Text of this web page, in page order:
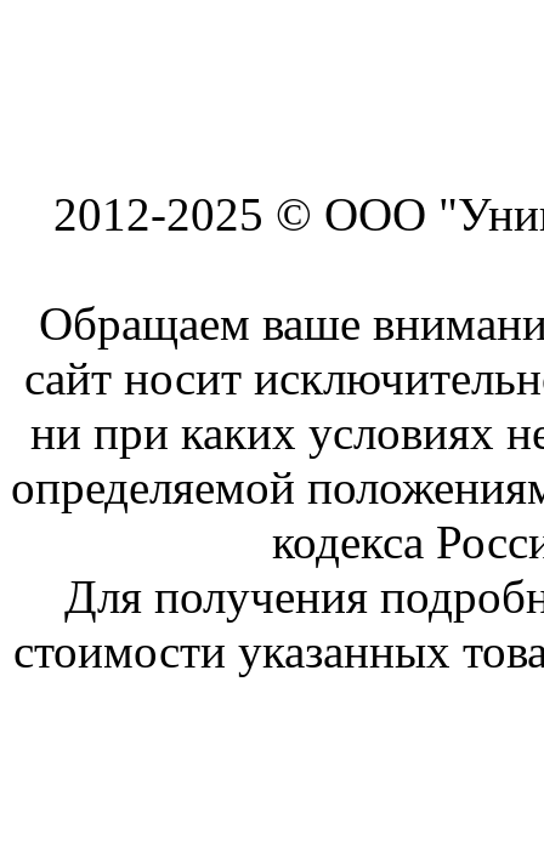
2012-2025 © ООО
Обращаем ваше
сайт носит
ни при каких условиях
определяемой
кодекса
Для получения
стоимости указанных